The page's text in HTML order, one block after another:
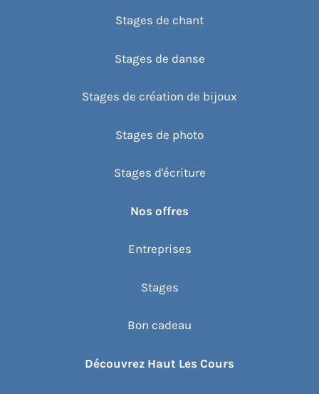
Stages de chant
Stages de danse
Stages de création de bijoux
Stages de photo
Stages d'écriture
Nos offres
Entreprises
Stages
Bon cadeau
Découvrez Haut Les Cours